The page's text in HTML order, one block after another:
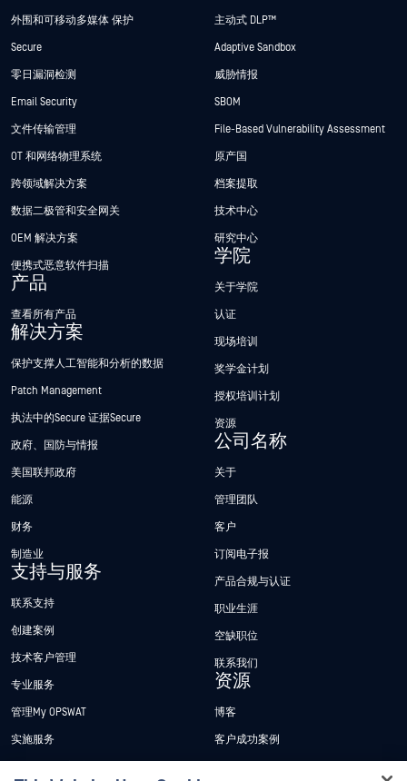
外围和可移动多媒体 保护
Secure
零日漏洞检测
Email Security
文件传输管理
OT 和网络物理系统
跨领域解决方案
数据二极管和安全网关
OEM 解决方案
便携式恶意软件扫描
产品
查看所有产品
解决方案
保护支撑人工智能和分析的数据
Patch Management
执法中的Secure 证据Secure
政府、国防与情报
美国联邦政府
能源
财务
制造业
支持与服务
联系支持
创建案例
技术客户管理
专业服务
管理My OPSWAT
实施服务
主动式 DLP™
Adaptive Sandbox
威胁情报
SBOM
File-Based Vulnerability Assessment
原产国
档案提取
技术中心
研究中心
学院
关于学院
认证
现场培训
奖学金计划
授权培训计划
资源
公司名称
关于
管理团队
客户
订阅电子报
产品合规与认证
职业生涯
空缺职位
联系我们
资源
博客
客户成功案例